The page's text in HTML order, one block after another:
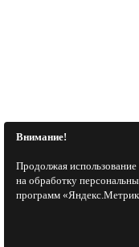
Внимание!
Продолжая
на обработку
программ